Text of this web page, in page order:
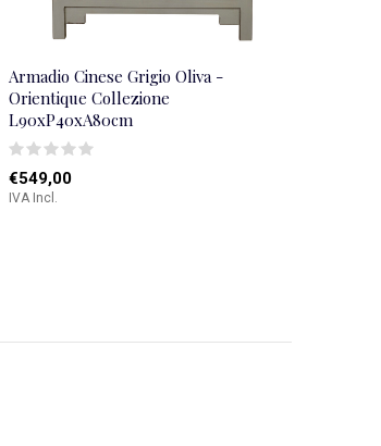
Armadio Cinese Grigio Oliva -
Orientique Collezione
L90xP40xA80cm
€549,00
IVA Incl.